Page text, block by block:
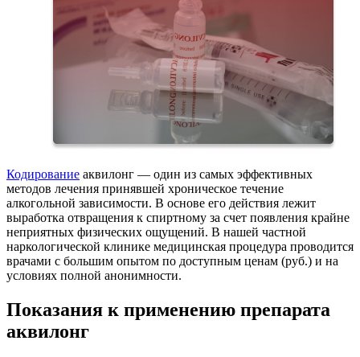
Кодирование аквилонг — один из самых эффективных
методов лечения принявшей хроническое течение
алкогольной зависимости. В основе его действия лежит
выработка отвращения к спиртному за счет появления крайне
неприятных физических ощущений. В нашей частной
наркологической клинике медицинская процедура проводится
врачами с большим опытом по доступным ценам (руб.) и на
условиях полной анонимности.
Показания к применению препарата
аквилонг